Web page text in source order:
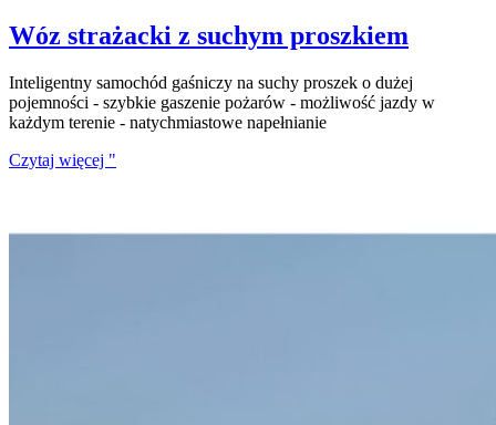
Wóz strażacki z suchym proszkiem
Inteligentny samochód gaśniczy na suchy proszek o dużej
pojemności - szybkie gaszenie pożarów - możliwość jazdy w
każdym terenie - natychmiastowe napełnianie
Czytaj więcej "